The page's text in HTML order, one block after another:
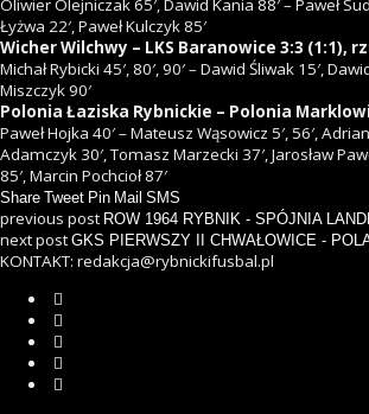
Oliwier Olejniczak 65′, Dawid Kania 88′ – Paweł
Łyżwa 22′, Paweł Kulczyk 85′
Wicher Wilchwy – LKS Baranowice 3:3 (1:1),
Michał Rybicki 45′, 80′, 90′ – Dawid Śliwak 15′,
Miszczyk 90′
Polonia Łaziska Rybnickie – Polonia
Paweł Hojka 40′ – Mateusz Wąsowicz 5′, 56′,
Adamczyk 30′, Tomasz Marzecki 37′, Jarosław
85′, Marcin Pochcioł 87′
Share Tweet Pin Mail SMS
previous post ROW 1964 RYBNIK - SPÓJNIA
next postGKS PIERWSZY II CHWAŁOWICE -
KONTAKT: redakcja@rybnickifusbal.pl